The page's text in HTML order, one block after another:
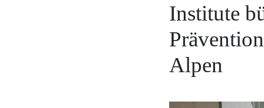
Italien.
Spanien.
Institute
Alpen